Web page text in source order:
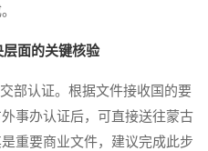
层面的关键核验
认证。根据文件接收国的要
事办认证后，可直接送往蒙古
重要商业文件，建议完成此步